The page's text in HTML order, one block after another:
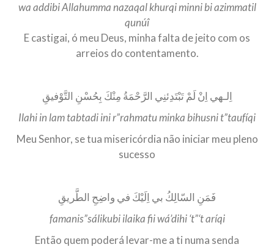
wa addibi Allahumma nazaqal khurqi minni bi azimmatil
qunúî
E castigai, ó meu Deus, minha falta de jeito com os
arreios do contentamento.
اِلـهي اِنْ لَمْ تَبْتَدِئنِي الرَّحْمَةُ مِنْكَ بِحُسْنِ التَّوْفيقِ
Ilahi in lam tabtadi ini r”rahmatu minka bihusni t”taufíqi
Meu Senhor, se tua misericórdia não iniciar meu pleno
sucesso
فَمَنِ السّالِكُ بي اِلَيْكَ في واضِحِ الطَّريقِ
famanis”sálikubi ilaika fii wá’dihi ‘t”‘t aríqi
Então quem poderá levar-me a ti numa senda